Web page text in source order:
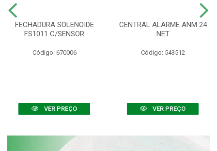
FECHADURA SOLENOIDE
FS1011 C/SENSOR
Código: 670006
VER PREÇO
CENTRAL ALARME ANM 24
NET
Código: 543512
VER PREÇO